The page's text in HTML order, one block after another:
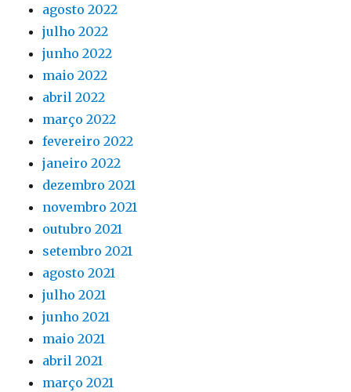
agosto 2022
julho 2022
junho 2022
maio 2022
abril 2022
março 2022
fevereiro 2022
janeiro 2022
dezembro 2021
novembro 2021
outubro 2021
setembro 2021
agosto 2021
julho 2021
junho 2021
maio 2021
abril 2021
março 2021